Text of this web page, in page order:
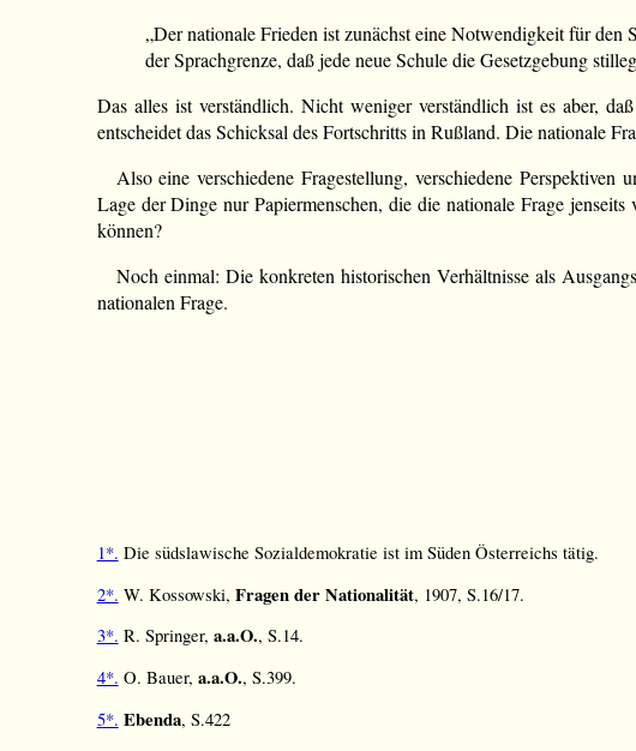
„Der nationale Frieden ist zunächst eine Notwendigkeit für den
der Sprachgrenze, daß jede neue Schule die Gesetzgebung
Das alles ist verständlich. Nicht weniger verständlich ist es aber,
entscheidet das Schicksal des Fortschritts in Rußland. Die nationale
Also eine verschiedene Fragestellung, verschiedene
Lage der Dinge nur Papiermenschen, die die nationale Frage
können?
Noch einmal: Die konkreten historischen Verhältnisse als
nationalen Frage.
1*. Die südslawische Sozialdemokratie ist im Süden Österreichs tätig.
2*. W. Kossowski, Fragen der Nationalität, 1907, S.16/17.
3*. R. Springer, a.a.O., S.14.
4*. O. Bauer, a.a.O., S.399.
5*. Ebenda, S.422